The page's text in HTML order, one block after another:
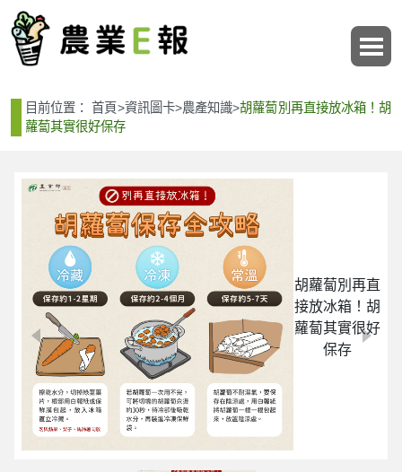
目前位置：首頁>資訊圖卡>農產知識>胡蘿蔔別再直接放冰箱！胡
蘿蔔其實很好保存
胡蘿蔔別再直
接放冰箱！胡
蘿蔔其實很好
保存